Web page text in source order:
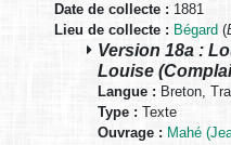
Date de collecte : 1881
Lieu de collecte : Bégard (
Version 18a :
Louise
Langue : Breton,
Type : Texte
Ouvrage : Mahé